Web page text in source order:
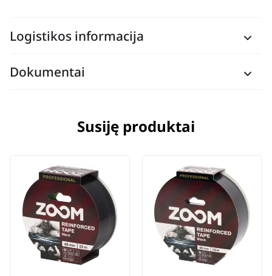
Logistikos informacija
Dokumentai
Susiję produktai